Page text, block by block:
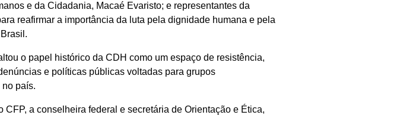
e da Cidadania, Macaé Evaristo; e representantes da
reafirmar a importância da luta pela dignidade humana e pela
o papel histórico da CDH como um espaço de resistência,
e políticas públicas voltadas para grupos
país.
CFP, a conselheira federal e secretária de Orientação e Ética,